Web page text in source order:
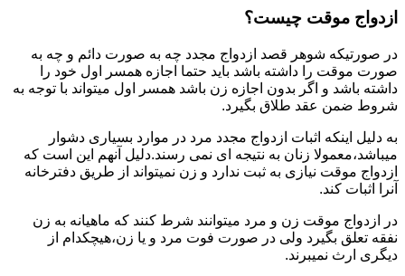
ازدواج موقت چیست؟
در صورتیکه شوهر قصد ازدواج مجدد چه به صورت دائم و چه به
صورت موقت را داشته باشد باید حتما اجازه همسر اول خود را
داشته باشد و اگر بدون اجازه زن باشد همسر اول میتواند با توجه به
شروط ضمن عقد طلاق بگیرد.
به دلیل اینکه اثبات ازدواج مجدد مرد در موارد بسیاری دشوار
میباشد،معمولا زنان به نتیجه ای نمی رسند.دلیل آنهم این است که
ازدواج موقت نیازی به ثبت ندارد و زن نمیتواند از طریق دفترخانه
آنرا اثبات کند.
در ازدواج موقت زن و مرد میتوانند شرط کنند که ماهیانه به زن
نفقه تعلق بگیرد ولی در صورت فوت مرد و یا زن،هیچکدام از
دیگری ارث نمیبرند.